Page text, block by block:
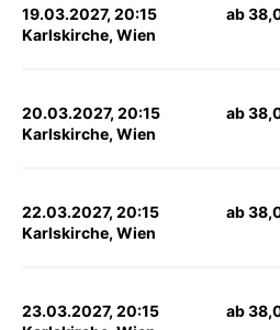
19.03.2027, 20:15
Karlskirche, Wien
ab
20.03.2027, 20:15
Karlskirche, Wien
ab
22.03.2027, 20:15
Karlskirche, Wien
ab
23.03.2027, 20:15
ab